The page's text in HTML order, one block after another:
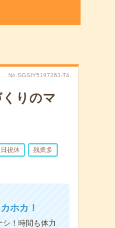
No.SGSIY5197263-T4
りのマ
祝休 残業多
ホカ！
！時間も体力